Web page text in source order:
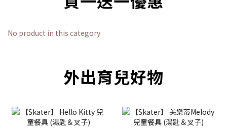
No product in this category
外出育兒好物